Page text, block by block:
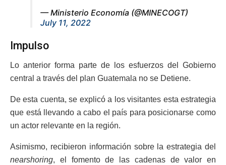
— Ministerio Economía (@MINECOGT)
July 11, 2022
Impulso
Lo anterior forma parte de los esfuerzos del Gobierno
central a través del plan Guatemala no se Detiene.
De esta cuenta, se explicó a los visitantes esta estrategia
que está llevando a cabo el país para posicionarse como
un actor relevante en la región.
Asimismo, recibieron información sobre la estrategia del
nearshoring, el fomento de las cadenas de valor en